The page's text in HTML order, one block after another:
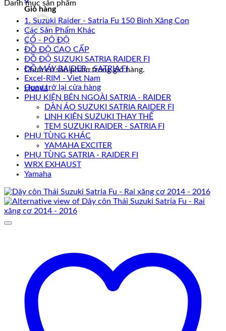
Giỏ hàng
Chưa có sản phẩm trong giỏ hàng.
Quay trở lại cửa hàng
Danh mục sản phẩm
1. Suzuki Raider - Satria Fu 150 Bình Xăng Con
Các Sản Phẩm Khác
CỔ - PÔ ĐỘ
ĐỒ ĐỘ CAO CẤP
ĐỒ ĐỘ SUZUKI SATRIA RAIDER FI
ĐỒ MÁY RAIDER - SATRIA FI
Excel-RIM - Viet Nam
Honda
PHỤ KIỆN BÊN NGOÀI SATRIA - RAIDER
DÀN ÁO SUZUKI SATRIA RAIDER FI
LINH KIỆN SUZUKI THAY THẾ
TEM SUZUKI RAIDER - SATRIA FI
PHỤ TÙNG KHÁC
YAMAHA EXCITER
PHỤ TÙNG SATRIA - RAIDER FI
WRX EXHAUST
Yamaha